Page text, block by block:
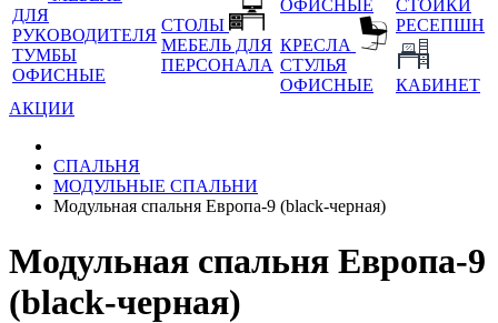
ДЛЯ
РУКОВОДИТЕЛЯ
ТУМБЫ
ОФИСНЫЕ
СТОЛЫ
МЕБЕЛЬ ДЛЯ
ПЕРСОНАЛА
ОФИСНЫЕ
КРЕСЛА
СТУЛЬЯ
ОФИСНЫЕ
СТОЙКИ
РЕСЕПШН
КАБИНЕТ
АКЦИИ
СПАЛЬНЯ
МОДУЛЬНЫЕ СПАЛЬНИ
Модульная спальня Европа-9 (black-черная)
Модульная спальня Европа-9
(black-черная)